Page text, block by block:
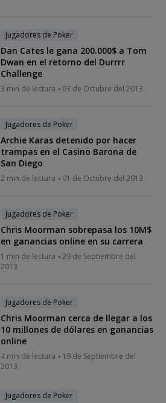
Jugadores de Poker
Dan Cates le gana 200.000$ a Tom
Dwan en el retorno del Durrrr
Challenge
3 min de lectura 03 de Octubre del 2013
Jugadores de Poker
Archie Karas detenido por hacer
trampas en el Casino Barona de
San Diego
2 min de lectura 01 de Octubre del 2013
Jugadores de Poker
Chris Moorman sobrepasa los 10M$
en ganancias online en su carrera
1 min de lectura
29 de Septiembre del
2013
Jugadores de Poker
Chris Moorman cerca de llegar a los
10 millones de dólares en ganancias
online
4 min de lectura
19 de Septiembre del
2013
Jugadores de Poker